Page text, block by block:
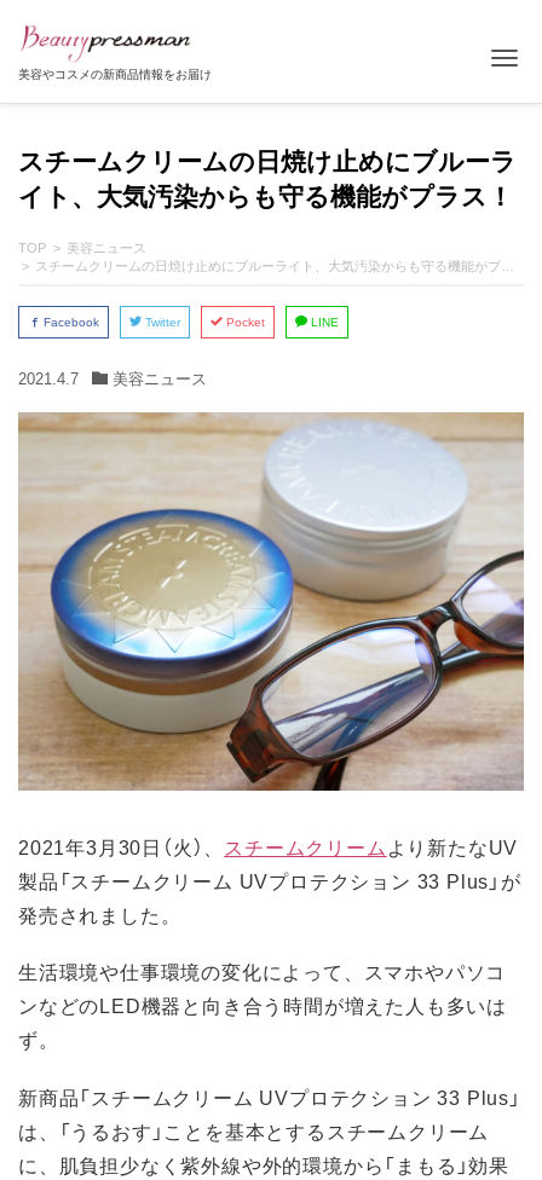
美容やコスメの新商品情報をお届け
スチームクリームの日焼け止めにブルーラ
イト、大気汚染からも守る機能がプラス！
TOP
美容ニュース
スチームクリームの日焼け止めにブルーライト、大気汚染からも守る機能がプラス！
Facebook Twitter Pocket LINE
2021.4.7 美容ニュース
2021年3月30日（火）、 スチームクリームより新たなUV
製品「スチームクリーム UVプロテクション 33 Plus」が
発売されました。
生活環境や仕事環境の変化によって、スマホやパソコ
ンなどのLED機器と向き合う時間が増えた人も多いは
ず。
新商品「スチームクリーム UVプロテクション 33 Plus」
は、「うるおす」ことを基本とするスチームクリーム
に、肌負担少なく紫外線や外的環境から「まもる」効果